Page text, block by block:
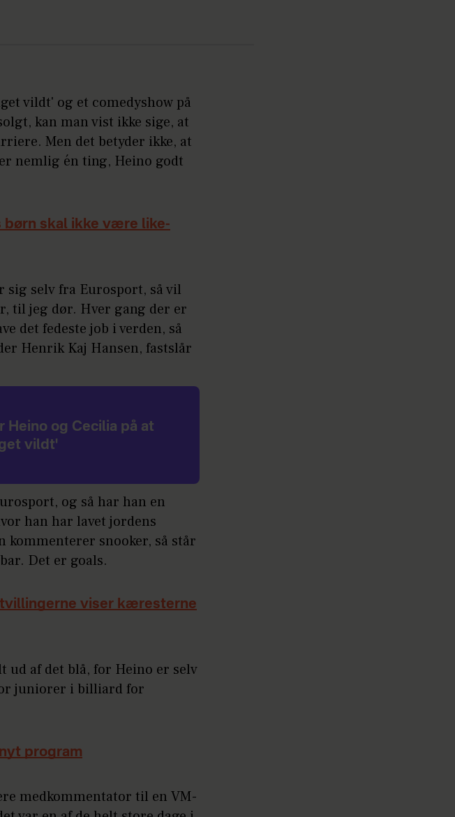
vildt' og et comedyshow på
kan man vist ikke sige, at
Men det betyder ikke, at
nemlig én ting, Heino godt
børn skal ikke være like-
sig selv fra Eurosport, så vil
til jeg dør. Hver gang der er
det fedeste job i verden, så
Henrik Kaj Hansen, fastslår
Heino og Cecilia på at
vildt'
og så har han en
han har lavet jordens
kommenterer snooker, så står
Det er goals.
tvillingerne viser kæresterne
ud af det blå, for Heino er selv
juniorer i billiard for
program
medkommentator til en VM-